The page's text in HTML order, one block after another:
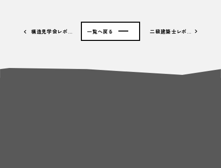
構造見学会レポ… 二級建築士レポ…
一覧へ戻る